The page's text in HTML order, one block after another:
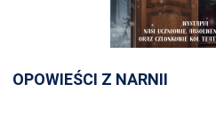
OPOWIEŚCI Z NARNII